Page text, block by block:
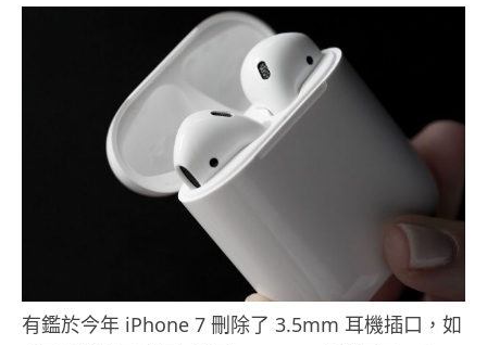
有鑑於今年 iPhone 7 刪除了 3.5mm 耳機插口，如